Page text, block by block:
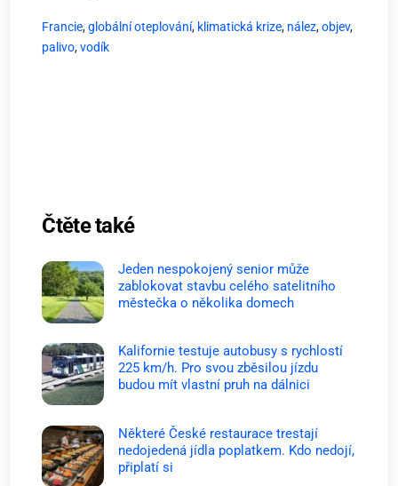
Francie,globální oteplování, klimatická krize, nález,objev,
palivo,vodík
Čtěte také
Jeden nespokojený senior může
zablokovat stavbu celého satelitního
městečka o několika domech
Kalifornie testuje autobusy s rychlostí
225 km/h. Pro svou zběsilou jízdu
budou mít vlastní pruh na dálnici
Některé České restaurace trestají
nedojedená jídla poplatkem. Kdo nedojí,
připlatí si